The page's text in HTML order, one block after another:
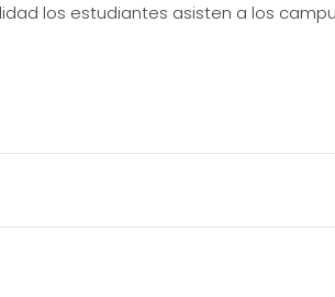
los estudiantes asisten a los